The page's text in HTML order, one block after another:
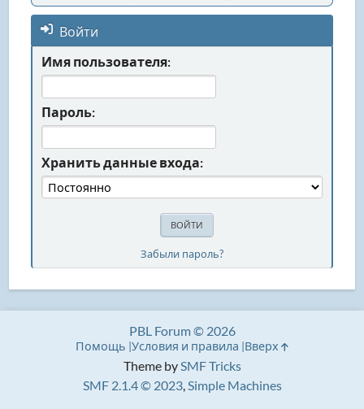
Войти
Имя пользователя:
Пароль:
Хранить данные входа:
Забыли пароль?
Theme bySMF Tricks
SMF 2.1.4 © 2023,Simple Machines
PBL Forum © 2026
Помощь Условия и правила Вверх